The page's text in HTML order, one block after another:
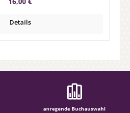
Details
anregende Buchauswahl